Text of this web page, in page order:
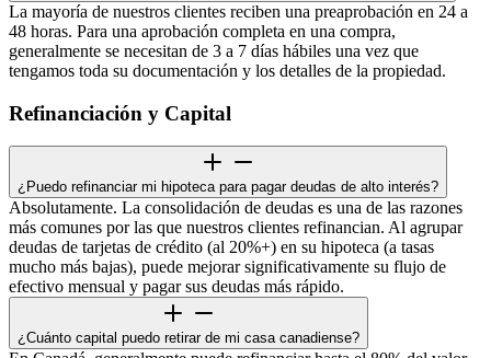
La mayoría de nuestros clientes reciben una preaprobación en 24 a
48 horas. Para una aprobación completa en una compra,
generalmente se necesitan de 3 a 7 días hábiles una vez que
tengamos toda su documentación y los detalles de la propiedad.
Refinanciación y Capital
¿Puedo refinanciar mi hipoteca para pagar deudas de alto interés?
Absolutamente. La consolidación de deudas es una de las razones
más comunes por las que nuestros clientes refinancian. Al agrupar
deudas de tarjetas de crédito (al 20%+) en su hipoteca (a tasas
mucho más bajas), puede mejorar significativamente su flujo de
efectivo mensual y pagar sus deudas más rápido.
¿Cuánto capital puedo retirar de mi casa canadiense?